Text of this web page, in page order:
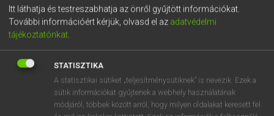
KERESÉS
Díjmentes angol szótár
tul Abesszínia
Itt láthatja és testreszabhatja az önről gyűjtött információkat.
További információért kérjük, olvasd el az adatvédelmi
tájékoztatónkat
STATISZTIKA
A statisztikai sütiket „teljesítménysütiknek” is nevezik. Ezek a
sütik információkat gyűjtenek a webhely használatának
módjáról, többek között arról, hogy milyen oldalakat keresett fel
GR
5 6 7 8 9 ö ü ó
r t z u i o p ő ú
k l ű
n m , . AltGr